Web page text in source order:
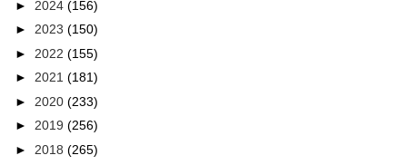
► 2024 (156)
► 2023 (150)
► 2022 (155)
► 2021 (181)
► 2020 (233)
► 2019 (256)
► 2018 (265)